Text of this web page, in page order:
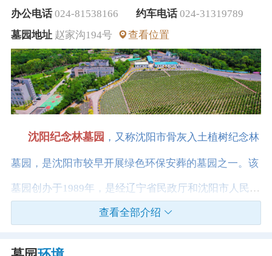
办公电话 024-81538166 约车电话 024-31319789
墓园地址 赵家沟194号 查看位置
沈阳纪念林墓园 ，又称沈阳市骨灰入土植树纪念林
墓园，是沈阳市较早开展绿色环保安葬的墓园之一。该
墓园创办于1989年，是经辽宁省民政厅和沈阳市人民政
府批准，由沈阳市民政局主办，棋盘山风景区承办的国
查看全部介绍